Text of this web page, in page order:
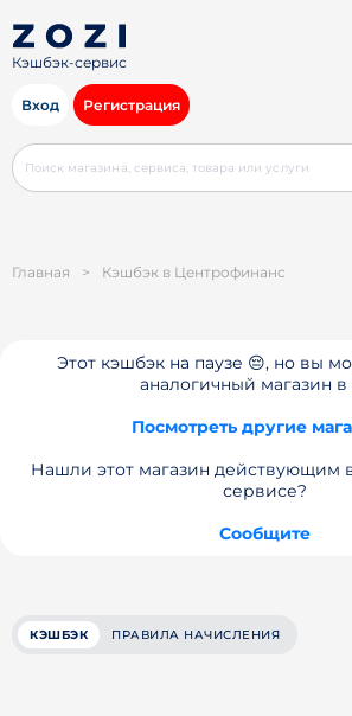
Кэшбэк-сервис
Вход Регистрация
Главная > Кэшбэк в Центрофинанс
Этот кэшбэк на паузе 😔, но вы
аналогичный магазин в
Посмотреть другие
Нашли этот магазин действующим
сервисе?
Сообщите
КЭШБЭК ПРАВИЛА НАЧИСЛЕНИЯ